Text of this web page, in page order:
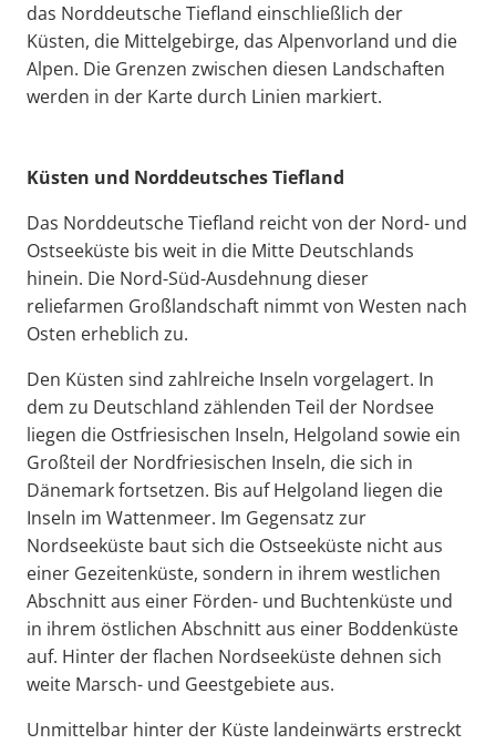
das Norddeutsche Tiefland einschließlich der
Küsten, die Mittelgebirge, das Alpenvorland und die
Alpen. Die Grenzen zwischen diesen Landschaften
werden in der Karte durch Linien markiert.
Küsten und Norddeutsches Tiefland
Das Norddeutsche Tiefland reicht von der Nord- und
Ostseeküste bis weit in die Mitte Deutschlands
hinein. Die Nord-Süd-Ausdehnung dieser
reliefarmen Großlandschaft nimmt von Westen nach
Osten erheblich zu.
Den Küsten sind zahlreiche Inseln vorgelagert. In
dem zu Deutschland zählenden Teil der Nordsee
liegen die Ostfriesischen Inseln, Helgoland sowie ein
Großteil der Nordfriesischen Inseln, die sich in
Dänemark fortsetzen. Bis auf Helgoland liegen die
Inseln im Wattenmeer. Im Gegensatz zur
Nordseeküste baut sich die Ostseeküste nicht aus
einer Gezeitenküste, sondern in ihrem westlichen
Abschnitt aus einer Förden- und Buchtenküste und
in ihrem östlichen Abschnitt aus einer Boddenküste
auf. Hinter der flachen Nordseeküste dehnen sich
weite Marsch- und Geestgebiete aus.
Unmittelbar hinter der Küste landeinwärts erstreckt